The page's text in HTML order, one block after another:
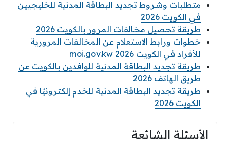
متطلبات وشروط تجديد البطاقة المدنية للخليجيين
في الكويت 2026
طريقة تحصيل مخالفات المرور بالكويت 2026
خطوات ورابط الاستعلام عن المخالفات المرورية
للأفراد في الكويت 2026 moi.gov.kw
طريقة تجديد البطاقة المدنية للوافدين بالكويت عن
طريق الهاتف 2026
طريقة تجديد البطاقة المدنية للخدم إلكترونيًا في
الكويت 2026
الأسئلة الشائعة